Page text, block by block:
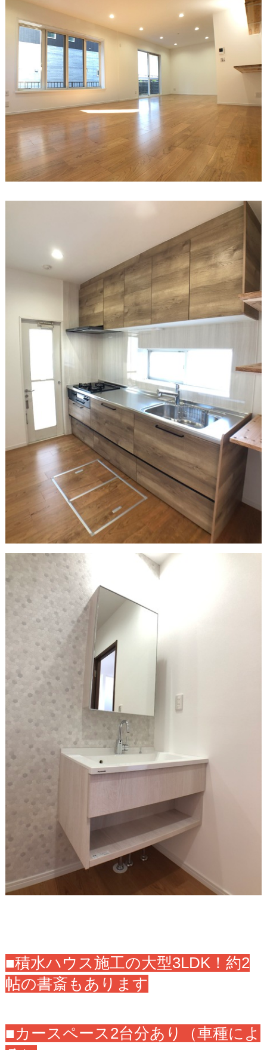
■積水ハウス施工の大型3LDK！約2
帖の書斎もあります
■カースペース2台分あり（車種によ